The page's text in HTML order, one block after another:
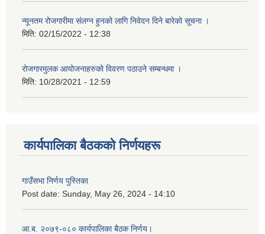
न्यूनतम रोजगारीमा संलग्न हुनको लागि निवेदन दिने बारेको सूचना ।
मिति: 02/15/2022 - 12:38
रोजगारमुलक आयोजनाहरुको विवरण पठाउने सम्बन्धमा ।
मिति: 10/28/2021 - 12:59
कार्यपालिका बैठकको निर्णयहरू
गाउँसभा निर्णय पुस्तिका
Post date: Sunday, May 26, 2024 - 14:10
आ.ब. २०७९-०८० कार्यपालिका बैठक निर्णय।